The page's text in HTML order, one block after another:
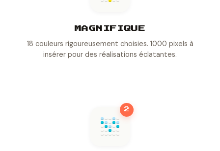
MAGNIFIQUE
18 couleurs rigoureusement choisies. 1000 pixels à
insérer pour des réalisations éclatantes.
2